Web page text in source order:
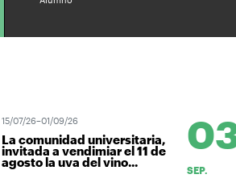
15/07/26–01/09/26
La comunidad universitaria,
invitada a vendimiar el 11 de
agosto la uva del vino...
03
SEP.